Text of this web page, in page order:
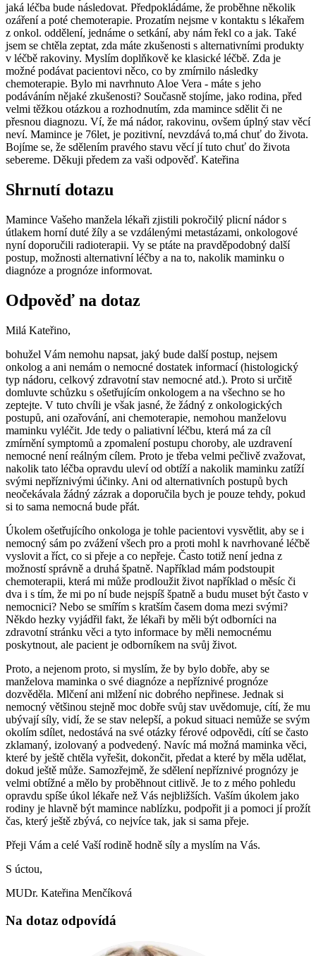
jaká léčba bude následovat. Předpokládáme, že proběhne několik
ozáření a poté chemoterapie. Prozatím nejsme v kontaktu s lékařem
z onkol. oddělení, jednáme o setkání, aby nám řekl co a jak. Také
jsem se chtěla zeptat, zda máte zkušenosti s alternativními produkty
v léčbě rakoviny. Myslím doplňkově ke klasické léčbě. Zda je
možné podávat pacientovi něco, co by zmírnilo následky
chemoterapie. Bylo mi navrhnuto Aloe Vera - máte s jeho
podáváním nějaké zkušenosti? Současně stojíme, jako rodina, před
velmi těžkou otázkou a rozhodnutím, zda mamince sdělit či ne
přesnou diagnozu. Ví, že má nádor, rakovinu, ovšem úplný stav věcí
neví. Mamince je 76let, je pozitivní, nevzdává to,má chuť do života.
Bojíme se, že sdělením pravého stavu věcí jí tuto chuť do života
sebereme. Děkuji předem za vaši odpověď. Kateřina
Shrnutí dotazu
Mamince Vašeho manžela lékaři zjistili pokročilý plicní nádor s
útlakem horní duté žíly a se vzdálenými metastázami, onkologové
nyní doporučili radioterapii. Vy se ptáte na pravděpodobný další
postup, možnosti alternativní léčby a na to, nakolik maminku o
diagnóze a prognóze informovat.
Odpověď na dotaz
Milá Kateřino,
bohužel Vám nemohu napsat, jaký bude další postup, nejsem
onkolog a ani nemám o nemocné dostatek informací (histologický
typ nádoru, celkový zdravotní stav nemocné atd.). Proto si určitě
domluvte schůzku s ošetřujícím onkologem a na všechno se ho
zeptejte. V tuto chvíli je však jasné, že žádný z onkologických
postupů, ani ozařování, ani chemoterapie, nemohou manželovu
maminku vyléčit. Jde tedy o paliativní léčbu, která má za cíl
zmírnění symptomů a zpomalení postupu choroby, ale uzdravení
nemocné není reálným cílem. Proto je třeba velmi pečlivě zvažovat,
nakolik tato léčba opravdu uleví od obtíží a nakolik maminku zatíží
svými nepříznivými účinky. Ani od alternativních postupů bych
neočekávala žádný zázrak a doporučila bych je pouze tehdy, pokud
si to sama nemocná bude přát.
Úkolem ošetřujícího onkologa je tohle pacientovi vysvětlit, aby se i
nemocný sám po zvážení všech pro a proti mohl k navrhované léčbě
vyslovit a říct, co si přeje a co nepřeje. Často totiž není jedna z
možností správně a druhá špatně. Například mám podstoupit
chemoterapii, která mi může prodloužit život například o měsíc či
dva i s tím, že mi po ní bude nejspíš špatně a budu muset být často v
nemocnici? Nebo se smířím s kratším časem doma mezi svými?
Někdo hezky vyjádřil fakt, že lékaři by měli být odborníci na
zdravotní stránku věci a tyto informace by měli nemocnému
poskytnout, ale pacient je odborníkem na svůj život.
Proto, a nejenom proto, si myslím, že by bylo dobře, aby se
manželova maminka o své diagnóze a nepříznivé prognóze
dozvěděla. Mlčení ani mlžení nic dobrého nepřinese. Jednak si
nemocný většinou stejně moc dobře svůj stav uvědomuje, cítí, že mu
ubývají síly, vidí, že se stav nelepší, a pokud situaci nemůže se svým
okolím sdílet, nedostává na své otázky férové odpovědi, cítí se často
zklamaný, izolovaný a podvedený. Navíc má možná maminka věci,
které by ještě chtěla vyřešit, dokončit, předat a které by měla udělat,
dokud ještě může. Samozřejmě, že sdělení nepříznivé prognózy je
velmi obtížné a mělo by proběhnout citlivě. Je to z mého pohledu
opravdu spíše úkol lékaře než Vás nejbližších. Vaším úkolem jako
rodiny je hlavně být mamince nablízku, podpořit ji a pomoci jí prožít
čas, který ještě zbývá, co nejvíce tak, jak si sama přeje.
Přeji Vám a celé Vaší rodině hodně síly a myslím na Vás.
S úctou,
MUDr. Kateřina Menčíková
Na dotaz odpovídá